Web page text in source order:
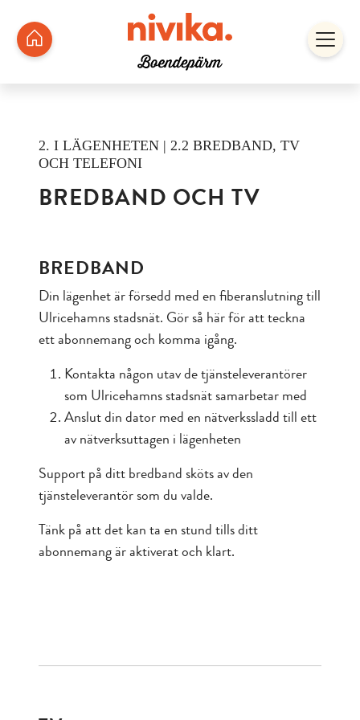
2. I LÄGENHETEN | 2.2 BREDBAND, TV
OCH TELEFONI
BREDBAND OCH TV
BREDBAND
Din lägenhet är försedd med en fiberanslutning till
Ulricehamns stadsnät. Gör så här för att teckna
ett abonnemang och komma igång.
Kontakta någon utav de tjänsteleverantörer
som Ulricehamns stadsnät samarbetar med
Anslut din dator med en nätverkssladd till ett
av nätverksuttagen i lägenheten
Support på ditt bredband sköts av den
tjänsteleverantör som du valde.
Tänk på att det kan ta en stund tills ditt
abonnemang är aktiverat och klart.